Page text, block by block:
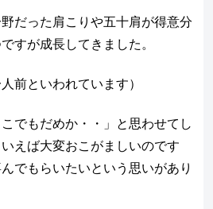
だった肩こりや五十肩が得意分
すが成長してきました。
前といわれています）
でもだめか・・」と思わせてし
えば大変おこがましいのです
でもらいたいという思いがあり